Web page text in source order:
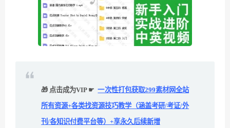
🎁 点击成为VIP ☛ 一次性打包获取299素材网全站
所有资源+各类找资源技巧教学（涵盖考研/考证/外
刊/各知识付费平台等）+享永久后续新增